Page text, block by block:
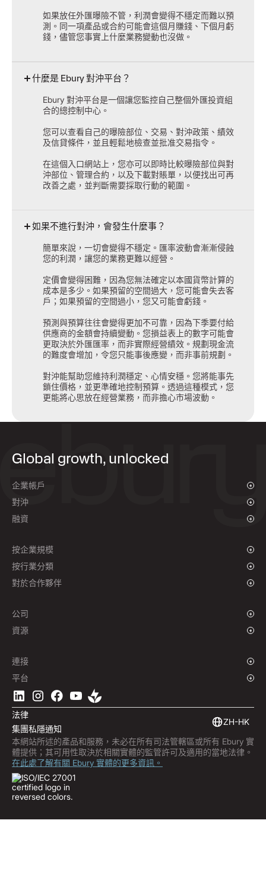
如果放任外匯曝險不管，利潤會變得不穩定而難以預
測。同一項產品或合約可能會這個月賺錢、下個月虧
錢，儘管您事實上什麼業務變動也沒做。
什麼是 Ebury 對沖平台？
Ebury 對沖平台是一個讓您監控自己整個外匯投資組
合的總控制中心。
您可以查看自己的曝險部位、交易、對沖政策、績效
及信貸條件，並且輕鬆地檢查並批准交易指令。
在這個入口網站上，您亦可以即時比較曝險部位與對
沖部位、管理合約，以及下載對賬單，以便找出可再
改善之處，並判斷需要採取行動的範圍。
如果不進行對沖，會發生什麼事？
簡單來說，一切會變得不穩定。匯率波動會漸漸侵蝕
您的利潤，讓您的業務更難以經營。​
定價會變得困難，因為您無法確定以本國貨幣計算的
成本是多少。如果預留的空間過大，您可能會失去客
戶；如果預留的空間過小，您又可能會虧錢。​
預測與預算往往會變得更加不可靠，因為下季要付給
供應商的金額會持續變動。您損益表上的數字可能會
更取決於外匯匯率，而非實際經營績效。規劃現金流
的難度會增加，令您只能事後應變，而非事前規劃。
對沖能幫助您維持利潤穩定、心情安穩。您將能事先
鎖住價格，並更準確地控制預算。透過這種模式，您
更能將心思放在經營業務，而非擔心市場波動。
Global growth, unlocked
企業帳戶
概述
付款與收款
對沖
概述
遠期合約
對沖政策
融資
按企業規模
成長型企業
企業
按行業分類
慈善機構和非政府組織
電子商務
海事
對於合作夥伴
公司
品牌故事
全球辦事處
工作機會
聯絡我們
資源
網誌
支援中心
播客
產品指南
市場洞察
訂閱 Ebury
產品更新
防詐中心
Trust Centre
連接
概述
企業 API
軟件整合
嵌入式金融
平台
下載 Ebury 應用程式
法律
集團私隱通知
ZH-HK
本網站所述的產品和服務，未必在所有司法管轄區或所有 Ebury 實
體提供；其可用性取決於相關實體的監管許可及適用的當地法律。
在此處了解有關 Ebury 實體的更多資訊。